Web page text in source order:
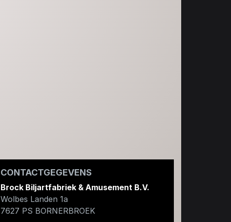
CONTACTGEGEVENS
Brock Biljartfabriek & Amusement B.V.
Wolbes Landen 1a
7627 PS BORNERBROEK